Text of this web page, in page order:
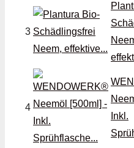
3
4
Inkl.